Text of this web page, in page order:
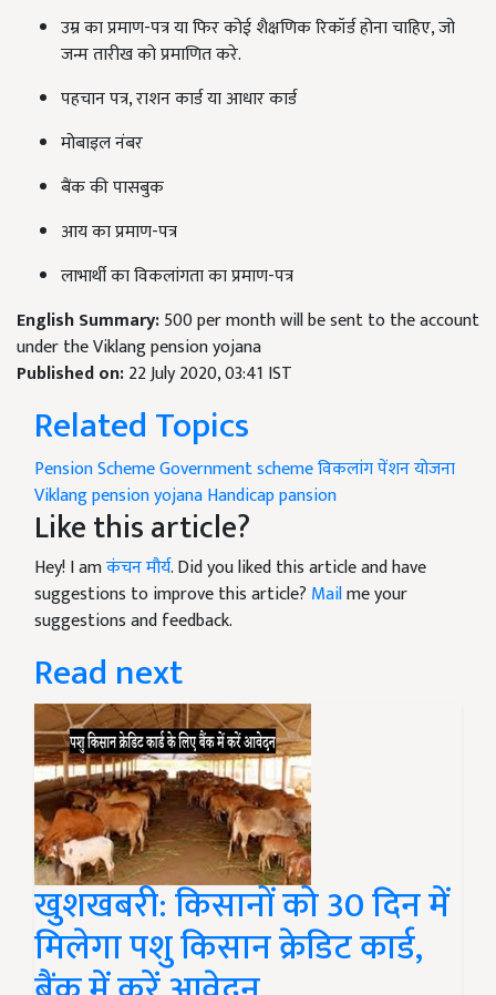
उम्र का प्रमाण-पत्र या फिर कोई शैक्षणिक रिकॉर्ड होना चाहिए, जो
जन्म तारीख को प्रमाणित करे.
पहचान पत्र, राशन कार्ड या आधार कार्ड
मोबाइल नंबर
बैंक की पासबुक
आय का प्रमाण-पत्र
लाभार्थी का विकलांगता का प्रमाण-पत्र
English Summary:500 per month will be sent to the account
under the Viklang pension yojana
Published on:22 July 2020, 03:41 IST
Related Topics
Pension SchemeGovernment schemeविकलांग पेंशन योजना
Viklang pension yojanaHandicap pansion
Like this article?
Hey! I amकंचन मौर्य. Did you liked this article and have
suggestions to improve this article? Mailme your
suggestions and feedback.
Read next
खुशखबरी: किसानों को 30 दिन में
मिलेगा पशु किसान क्रेडिट कार्ड,